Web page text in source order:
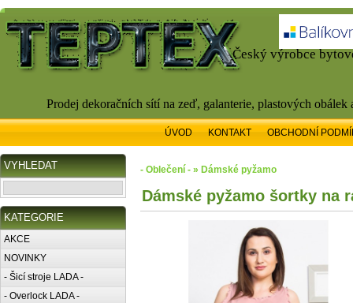
Český výrobce
Prodej dekoračních sítí na zeď, galanterie, plastových
ÚVOD KONTAKT OBCHODNÍ
VYHLEDAT
KATEGORIE
AKCE
NOVINKY
- Šicí stroje LADA -
- Overlock LADA -
- Oblečení - » Dámské pyžamo
Dámské pyžamo šortky na